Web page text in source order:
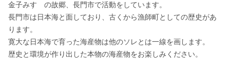
金子みすゞの故郷、長門市で活動をしています。
長門市は日本海と面しており、古くから漁師町としての歴史があ
ります。
寛大な日本海で育った海産物は他のソレとは一線を画します。
歴史と環境が作り出した本物の海産物をお楽しみください。